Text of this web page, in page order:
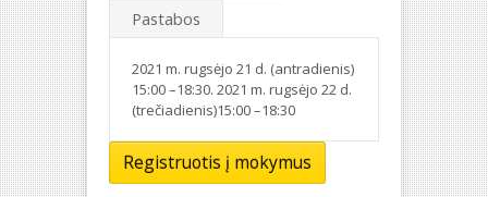
Pastabos
2021 m. rugsėjo 21 d. (antradienis)
15:00 –18:30. 2021 m. rugsėjo 22 d.
(trečiadienis)15:00 –18:30
Registruotis į mokymus